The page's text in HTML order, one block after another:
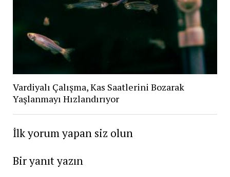
Vardiyalı Çalışma, Kas Saatlerini Bozarak
Yaşlanmayı Hızlandırıyor
İlk yorum yapan siz olun
Bir yanıt yazın